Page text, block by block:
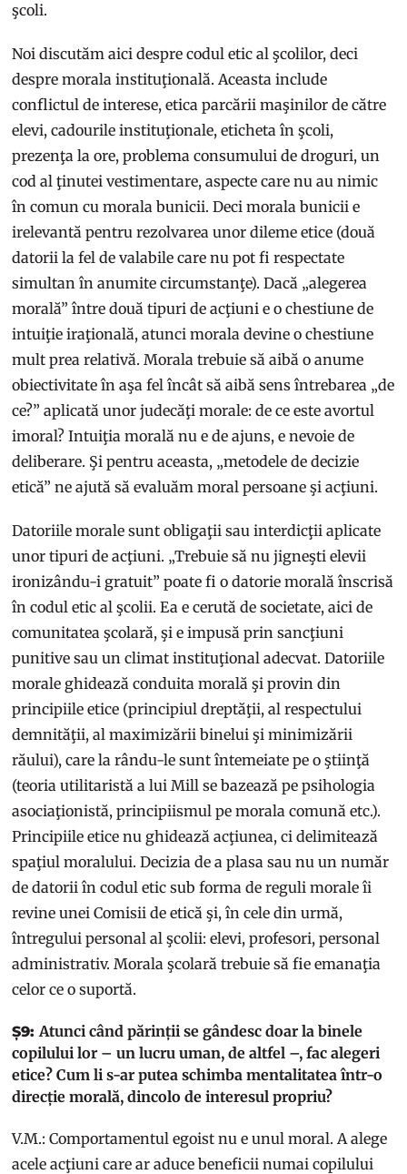
şcoli.
Noi discutăm aici despre codul etic al şcolilor, deci
despre morala instituţională. Aceasta include
conflictul de interese, etica parcării maşinilor de către
elevi, cadourile instituţionale, eticheta în şcoli,
prezenţa la ore, problema consumului de droguri, un
cod al ţinutei vestimentare, aspecte care nu au nimic
în comun cu morala bunicii. Deci morala bunicii e
irelevantă pentru rezolvarea unor dileme etice (două
datorii la fel de valabile care nu pot fi respectate
simultan în anumite circumstanţe). Dacă „alegerea
morală” între două tipuri de acţiuni e o chestiune de
intuiţie iraţională, atunci morala devine o chestiune
mult prea relativă. Morala trebuie să aibă o anume
obiectivitate în aşa fel încât să aibă sens întrebarea „de
ce?” aplicată unor judecăţi morale: de ce este avortul
imoral? Intuiţia morală nu e de ajuns, e nevoie de
deliberare. Şi pentru aceasta, „metodele de decizie
etică” ne ajută să evaluăm moral persoane şi acţiuni.
Datoriile morale sunt obligaţii sau interdicţii aplicate
unor tipuri de acţiuni. „Trebuie să nu jigneşti elevii
ironizându-i gratuit” poate fi o datorie morală înscrisă
în codul etic al şcolii. Ea e cerută de societate, aici de
comunitatea şcolară, şi e impusă prin sancţiuni
punitive sau un climat instituţional adecvat. Datoriile
morale ghidează conduita morală şi provin din
principiile etice (principiul dreptăţii, al respectului
demnităţii, al maximizării binelui şi minimizării
răului), care la rându-le sunt întemeiate pe o ştiinţă
(teoria utilitaristă a lui Mill se bazează pe psihologia
asociaţionistă, principiismul pe morala comună etc.).
Principiile etice nu ghidează acţiunea, ci delimitează
spaţiul moralului. Decizia de a plasa sau nu un număr
de datorii în codul etic sub forma de reguli morale îi
revine unei Comisii de etică şi, în cele din urmă,
întregului personal al şcolii: elevi, profesori, personal
administrativ. Morala şcolară trebuie să fie emanaţia
celor ce o suportă.
Ș9:Atunci când părinții se gândesc doar la binele
copilului lor – un lucru uman, de altfel –, fac alegeri
etice? Cum li s-ar putea schimba mentalitatea într-o
direcție morală, dincolo de interesul propriu?
V.M.: Comportamentul egoist nu e unul moral. A alege
acele acţiuni care ar aduce beneficii numai copilului